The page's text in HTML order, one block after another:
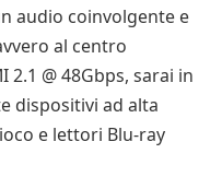
audio coinvolgente e
al centro
2.1 @ 48Gbps, sarai in
dispositivi ad alta
e lettori Blu-ray